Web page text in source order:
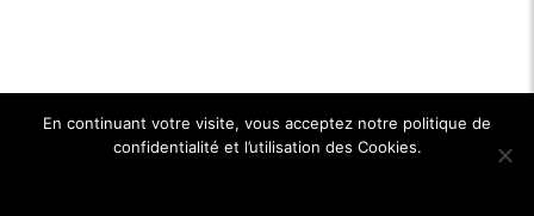
En continuant votre visite, vous acceptez notre politique de
confidentialité et l’utilisation des Cookies.